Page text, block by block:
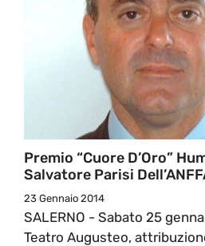
Premio “Cuore D’Oro”
Salvatore Parisi
23 Gennaio 2014
SALERNO - Sabato 25
Teatro Augusteo,